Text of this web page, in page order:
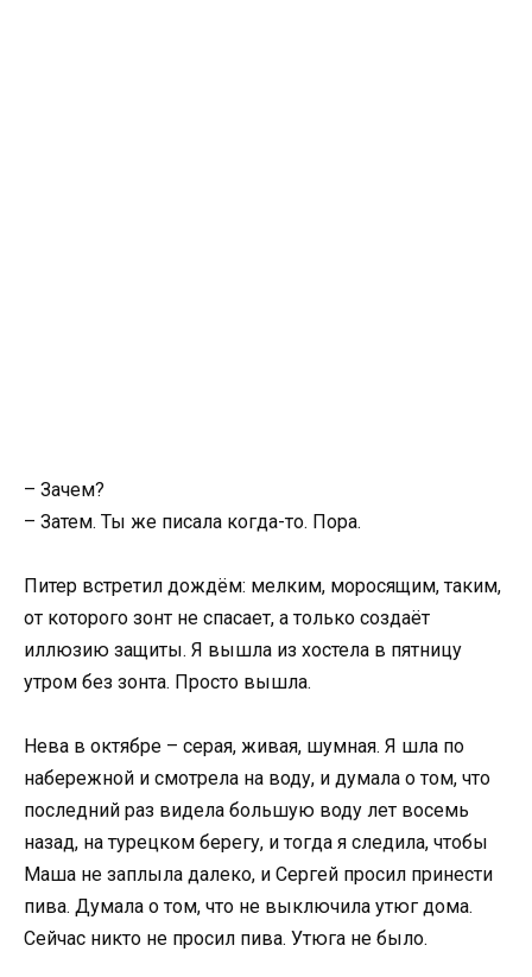
– Зачем?
– Затем. Ты же писала когда-то. Пора.
Питер встретил дождём: мелким, моросящим, таким,
от которого зонт не спасает, а только создаёт
иллюзию защиты. Я вышла из хостела в пятницу
утром без зонта. Просто вышла.
Нева в октябре – серая, живая, шумная. Я шла по
набережной и смотрела на воду, и думала о том, что
последний раз видела большую воду лет восемь
назад, на турецком берегу, и тогда я следила, чтобы
Маша не заплыла далеко, и Сергей просил принести
пива. Думала о том, что не выключила утюг дома.
Сейчас никто не просил пива. Утюга не было.